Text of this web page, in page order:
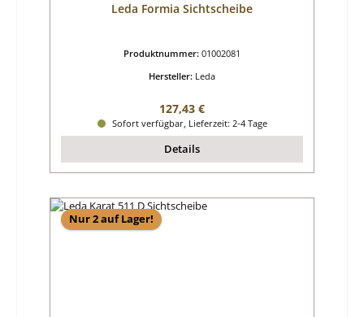
Leda Formia Sichtscheibe
Produktnummer: 01002081
Hersteller: Leda
Regulärer Preis:
127,43 €
Sofort verfügbar, Lieferzeit: 2-4 Tage
Details
Nur 2 auf Lager!